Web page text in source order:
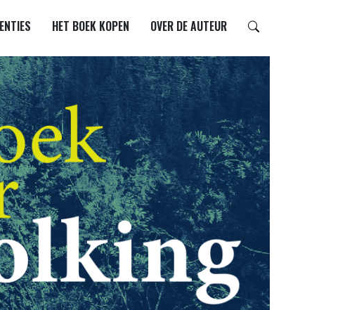
HET BOEK KOPEN OVER DE AUTEUR